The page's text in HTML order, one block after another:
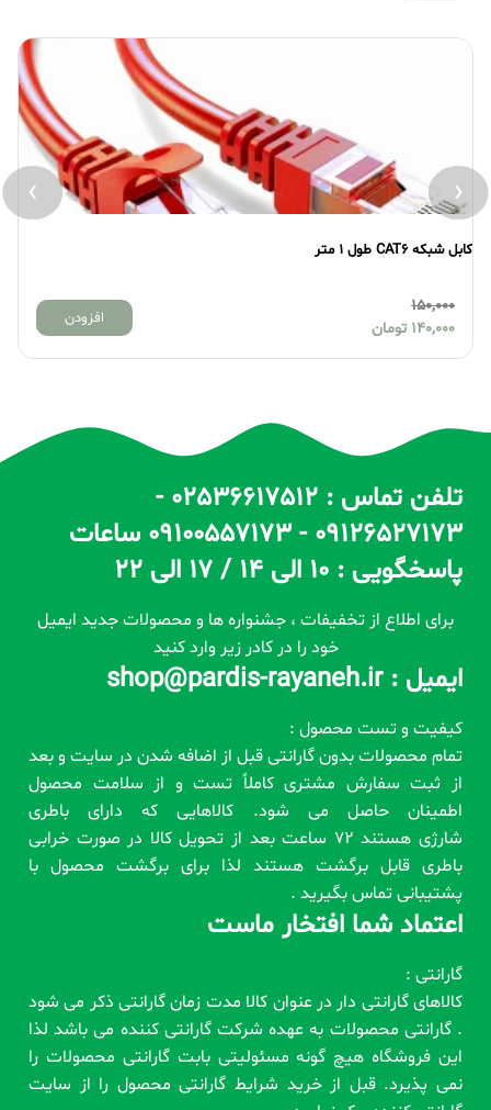
کابل شبکه CAT6 طول 1 متر
150,000
140,000 تومان
افزودن
‹
›
تلفن تماس : 02536617512 -
09126527173 - 09100557173 ساعات
پاسخگویی : 10 الی 14 / 17 الی 22
برای اطلاع از تخفیفات ، جشنواره ها و محصولات جدید ایمیل
خود را در کادر زیر وارد کنید
ایمیل : shop@pardis-rayaneh.ir
کیفیت و تست محصول :
تمام محصولات بدون گارانتی قبل از اضافه شدن در سایت و بعد
از ثبت سفارش مشتری کاملاً تست و از سلامت محصول
اطمینان حاصل می شود. کالاهایی که دارای باطری
شارژی هستند 72 ساعت بعد از تحویل کالا در صورت خرابی
باطری قابل برگشت هستند لذا برای برگشت محصول با
پشتیبانی تماس بگیرید .
اعتماد شما افتخار ماست
گارانتی :
کالاهای گارانتی دار در عنوان کالا مدت زمان گارانتی ذکر می شود
. گارانتی محصولات به عهده شرکت گارانتی کننده می باشد لذا
این فروشگاه هیچ گونه مسئولیتی بابت گارانتی محصولات را
نمی پذیرد. قبل از خرید شرایط گارانتی محصول را از سایت